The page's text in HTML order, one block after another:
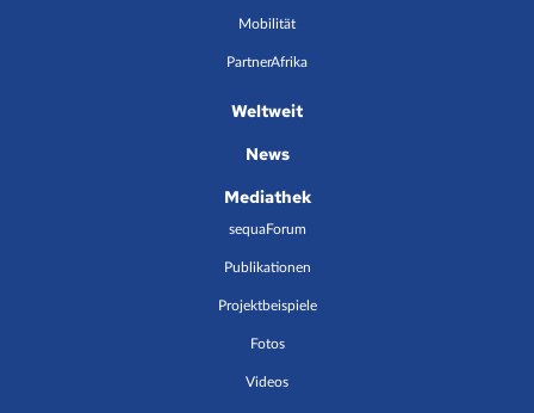
Mobilität
PartnerAfrika
Weltweit
News
Mediathek
sequaForum
Publikationen
Projektbeispiele
Fotos
Videos